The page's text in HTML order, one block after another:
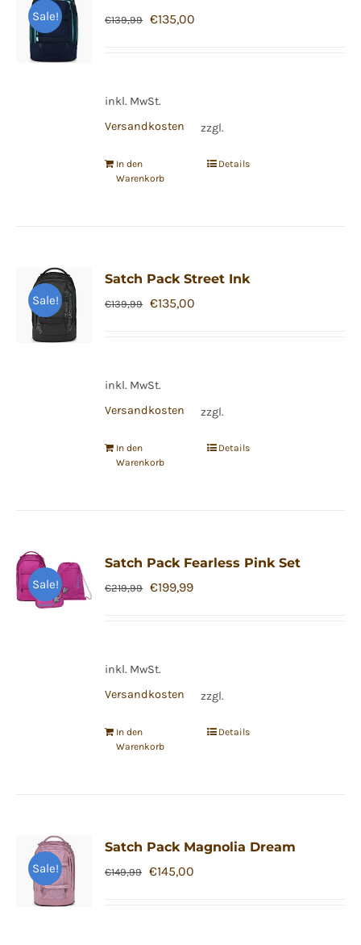
Sale! €139,99 Ursprünglicher
€135,00
inkl. MwSt.
zzgl.
Versandkosten
In den
Warenkorb
Details
Sale!
Satch Pack Street Ink
€139,99 Ursprünglicher
€135,00
inkl. MwSt.
zzgl.
Versandkosten
In den
Warenkorb
Details
Sale!
Satch Pack Fearless Pink Set
€219,99 Ursprünglicher
€199,99Aktueller
inkl. MwSt.
zzgl.
Versandkosten
In den
Warenkorb
Details
Sale!
Satch Pack Magnolia Dream
€149,99 Ursprünglicher
€145,00